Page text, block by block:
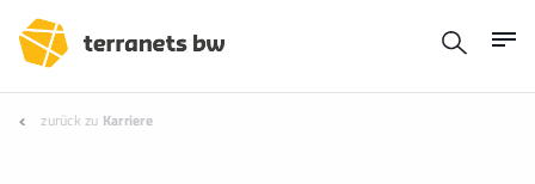
zurück zu Karriere